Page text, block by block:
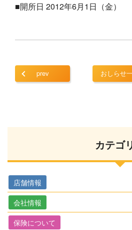
■開所日 2012年6月1日（金）
prev おしらせ
カテゴ
店舗情報
会社情報
保険について